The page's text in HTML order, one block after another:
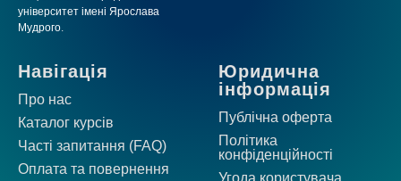
університет імені Ярослава
Мудрого
Навігація
Про нас
Каталог курсів
Часті запитання (FAQ)
Оплата та повернення
Юридична
інформація
Публічна оферта
Політика
конфіденційності
Угода користувача